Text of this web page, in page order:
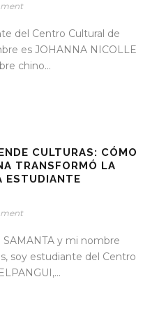
del Centro Cultural de
es JOHANNA NICOLLE
chino...
CULTURAS: CÓMO
TRANSFORMÓ LA
ESTUDIANTE
SAMANTA y mi nombre
soy estudiante del Centro